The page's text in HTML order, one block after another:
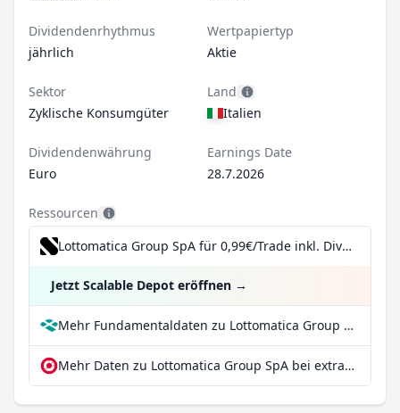
Dividendenrhythmus
jährlich
Wertpapiertyp
Aktie
Sektor
Zyklische Konsumgüter
Land
Italien
Dividendenwährung
Euro
Earnings Date
28.7.2026
Ressourcen
Lottomatica Group SpA für 0,99€/Trade inkl. Dividend Reinvestment Plan
Jetzt Scalable Depot eröffnen →
Mehr Fundamentaldaten zu Lottomatica Group SpA bei Parqet
Mehr Daten zu Lottomatica Group SpA bei extraETF